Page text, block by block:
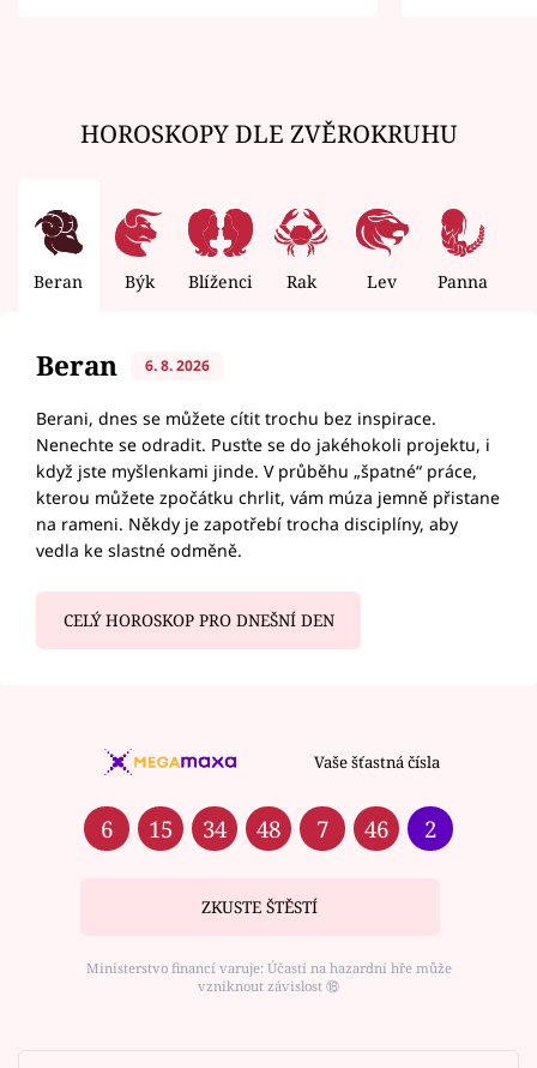
HOROSKOPY DLE ZVĚROKRUHU
Beran Býk Blíženci Rak Lev Panna
Beran 6. 8. 2026
Berani, dnes se můžete cítit trochu bez inspirace.
Nenechte se odradit. Pusťte se do jakéhokoli projektu, i
když jste myšlenkami jinde. V průběhu „špatné“ práce,
kterou můžete zpočátku chrlit, vám múza jemně přistane
na rameni. Někdy je zapotřebí trocha disciplíny, aby
vedla ke slastné odměně.
CELÝ HOROSKOP PRO DNEŠNÍ DEN
Vaše šťastná čísla
6 15 34 48 7 46 2
ZKUSTE ŠTĚSTÍ
Ministerstvo financí varuje: Účastí na hazardní hře může
vzniknout závislost ⑱